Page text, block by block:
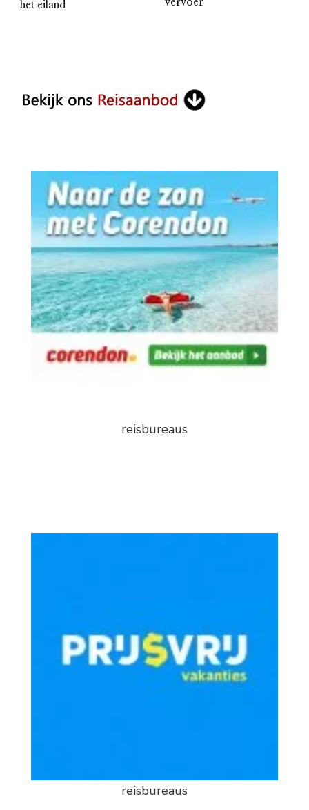
het eiland vervoer
reisbureaus
reisbureaus